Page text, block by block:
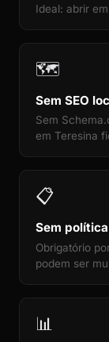
Ideal: abrir
🗺️
Sem SEO
Sem
em Teresina
📋
Sem
Obrigatório
podem ser
📊